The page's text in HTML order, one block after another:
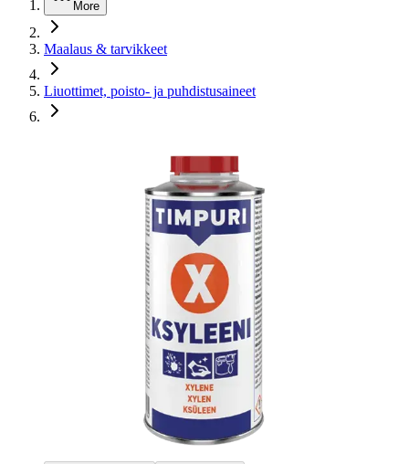
More
Maalaus & tarvikkeet
Liuottimet, poisto- ja puhdistusaineet